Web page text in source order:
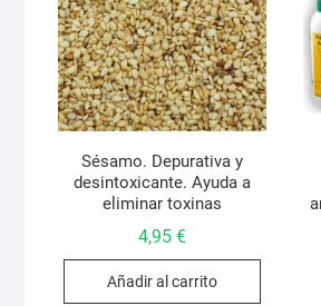
Sésamo. Depurativa y
desintoxicante. Ayuda a
eliminar toxinas
4,95€
Añadir al carrito